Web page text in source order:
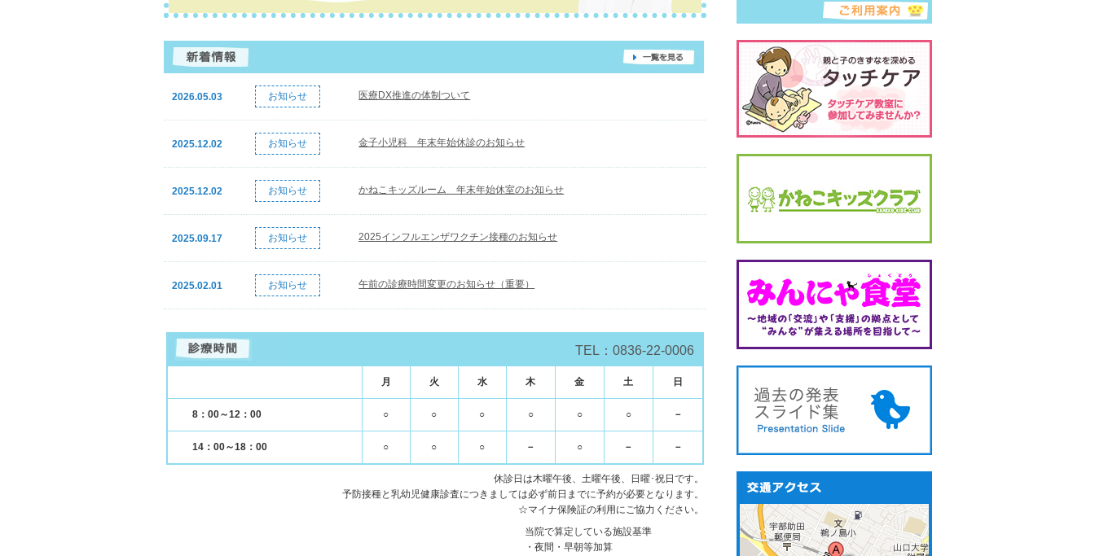
2026.05.03 お知らせ 医療DX推進の体制ついて
2025.12.02 お知らせ 金子小児科 年末年始休診のお知らせ
2025.12.02 お知らせ かねこキッズルーム 年末年始休室のお知らせ
2025.09.17 お知らせ 2025インフルエンザワクチン接種のお知らせ
2025.02.01 お知らせ 午前の診療時間変更のお知らせ（重要）
TEL：0836-22-0006
月 火 水 木 金 土 日
8：00～12：00 ○ ○ ○ ○ ○ ○ －
14：00～18：00 ○ ○ ○ － ○ － －
休診日は木曜午後、土曜午後、日曜･祝日です。
予防接種と乳幼児健康診査につきましては必ず前日までに予約が必要となります。
☆マイナ保険証の利用にご協力ください。
当院で算定している施設基準
・夜間・早朝等加算